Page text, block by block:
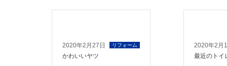
2020年2月27日 リフォーム
かわいいヤツ
2020年2月
最近のトイ